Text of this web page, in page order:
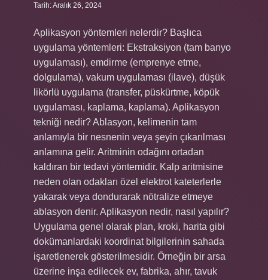
Tarih: Aralık 26, 2024
Aplikasyon yöntemleri nelerdir? Başlıca
uygulama yöntemleri: Ekstraksiyon (tam banyo
uygulaması), emdirme (emprenye etme,
dolgulama), vakum uygulaması (ilave), düşük
likörlü uygulama (transfer, püskürtme, köpük
uygulaması, kaplama, kaplama). Aplikasyon
tekniği nedir? Ablasyon, kelimenin tam
anlamıyla bir nesnenin veya şeyin çıkarılması
anlamına gelir. Aritminin odağını ortadan
kaldıran bir tedavi yöntemidir. Kalp aritmisine
neden olan odakları özel elektrot kateterlerle
yakarak veya dondurarak nötralize etmeye
ablasyon denir. Aplikasyon nedir, nasıl yapılır?
Uygulama genel olarak plan, kroki, harita gibi
dokümanlardaki koordinat bilgilerinin sahada
işaretlenerek gösterilmesidir. Örneğin bir arsa
üzerine inşa edilecek ev, fabrika, ahır, tavuk